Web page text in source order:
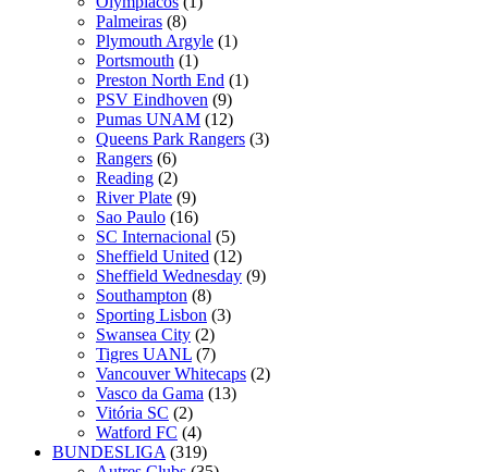
Palmeiras (8)
Plymouth Argyle (1)
Portsmouth (1)
Preston North End (1)
PSV Eindhoven (9)
Pumas UNAM (12)
Queens Park Rangers (3)
Rangers (6)
Reading (2)
River Plate (9)
Sao Paulo (16)
SC Internacional (5)
Sheffield United (12)
Sheffield Wednesday (9)
Southampton (8)
Sporting Lisbon (3)
Swansea City (2)
Tigres UANL (7)
Vancouver Whitecaps (2)
Vasco da Gama (13)
Vitória SC (2)
Watford FC (4)
BUNDESLIGA (319)